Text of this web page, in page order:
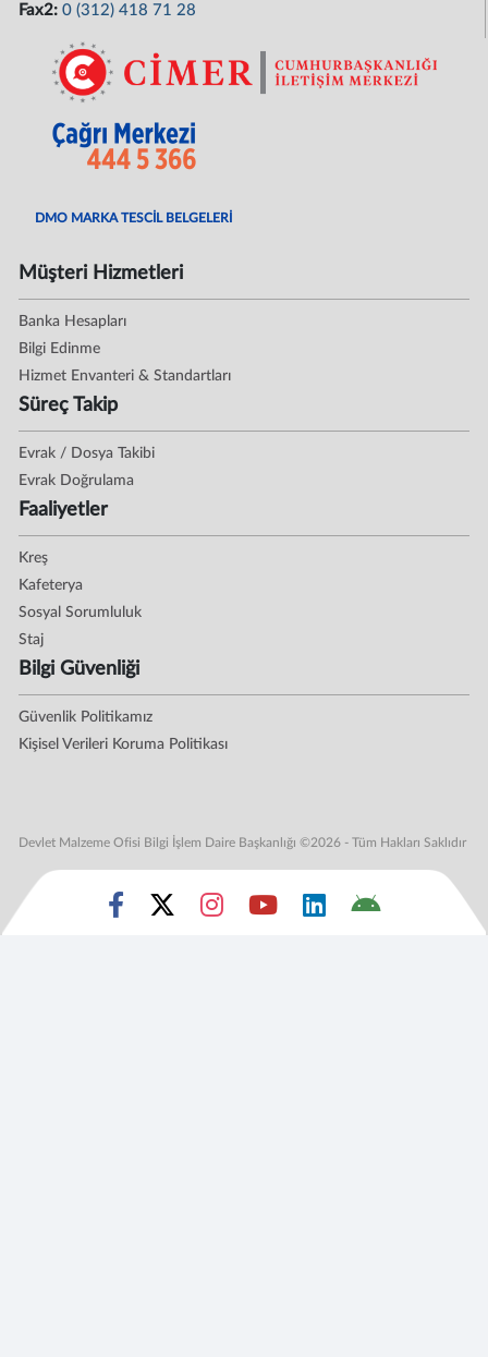
Fax2:0 (312) 418 71 28
DMO MARKA TESCİL BELGELERİ
Müşteri Hizmetleri
Banka Hesapları
Bilgi Edinme
Hizmet Envanteri & Standartları
Süreç Takip
Evrak / Dosya Takibi
Evrak Doğrulama
Faaliyetler
Kreş
Kafeterya
Sosyal Sorumluluk
Staj
Bilgi Güvenliği
Güvenlik Politikamız
Kişisel Verileri Koruma Politikası
Devlet Malzeme Ofisi Bilgi İşlem Daire Başkanlığı ©2026 - Tüm Hakları Saklıdır